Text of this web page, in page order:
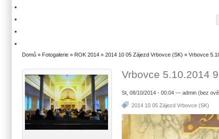
Domů » Fotogalerie » ROK 2014 » 2014 10 05 Zájezd Vrbovce (SK) » Vrbovce
Vrbovce 5.10.2014
St, 08/10/2014 - 00:04 — admin (bez
2014 10 05 Zájezd Vrbovce (SK)